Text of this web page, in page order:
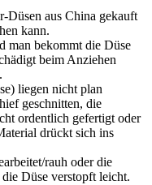
Düsen aus China gekauft
kann.
man bekommt die Düse
beim Anziehen
liegen nicht plan
geschnitten, die
ordentlich gefertigt oder
drückt sich ins
rauh oder die
Düse verstopft leicht.